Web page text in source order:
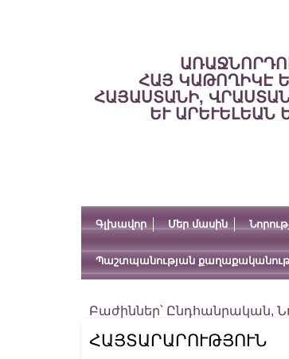
ՀԱՅ ԿԱԹՈՂԻԿԷ
ՀԱՅԱՍՏԱՆԻ,
ԵՒ ԱՐԵՒԵԼԵԱՆ
Գլխավոր Մեր մասին
Պաշտպանության
Բաժիններ՝ Ընդհանրական,
ՀԱՅՏԱՐԱՐՈՒԹՅՈՒՆ